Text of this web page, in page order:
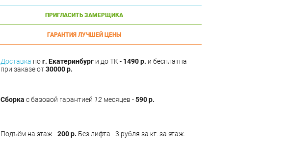
ПРИГЛАСИТЬ ЗАМЕРЩИКА
ГАРАНТИЯ ЛУЧШЕЙ ЦЕНЫ
Доставка пог. Екатеринбург и до ТК - 1490 р. и бесплатна
при заказе от30000 р.
Сборка с базовой гарантией 12 месяцев -590 р.
Подъём на этаж -200 р. Без лифта - 3 рубля за кг. за этаж.